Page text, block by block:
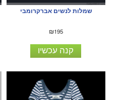
שמלות לנשים אברקרומבי
₪195
קנה עכשיו